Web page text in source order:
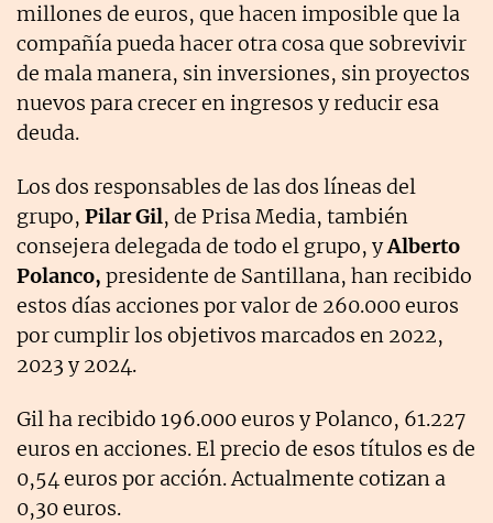
millones de euros, que hacen imposible que la
compañía pueda hacer otra cosa que sobrevivir
de mala manera, sin inversiones, sin proyectos
nuevos para crecer en ingresos y reducir esa
deuda.
Los dos responsables de las dos líneas del
grupo, Pilar Gil, de Prisa Media, también
consejera delegada de todo el grupo, yAlberto
Polanco, presidente de Santillana, han recibido
estos días acciones por valor de 260.000 euros
por cumplir los objetivos marcados en 2022,
2023 y 2024.
Gil ha recibido 196.000 euros y Polanco, 61.227
euros en acciones. El precio de esos títulos es de
0,54 euros por acción. Actualmente cotizan a
0,30 euros.